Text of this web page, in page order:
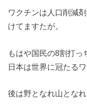
ワクチンは人口削減
けてますたが。
もはや国民の8割打っ
日本は世界に冠たる
後は野となれ山となれ